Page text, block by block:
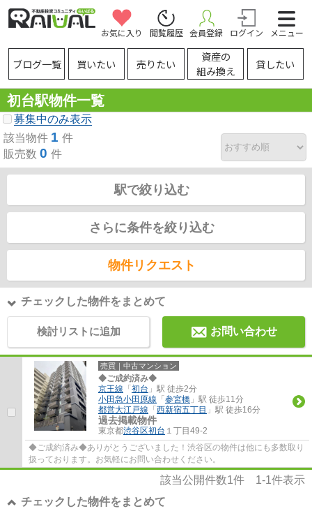
お気に入り 閲覧履歴 会員登録 ログイン メニュー
ブログ一覧 買いたい 売りたい
資産の
組み換え
貸したい
初台駅物件一覧
募集中のみ表示
該当物件 1 件
販売数 0 件
駅で絞り込む
さらに条件を絞り込む
物件リクエスト
チェックした物件をまとめて
検討リストに追加 お問い合わせ
売買｜中古マンション
◆ご成約済み◆
京王線 「初台 」駅 徒歩2分
小田急小田原線 「参宮橋 」駅 徒歩11分
都営大江戸線 「西新宿五丁目 」駅 徒歩16分
過去掲載物件
東京都渋谷区初台 １丁目49-2
◆ご成約済み◆ありがとうございました！渋谷区の物件は他にも多数取り
扱っております。お気軽にお問い合わせください。
該当公開件数1件 1-1件表示
チェックした物件をまとめて